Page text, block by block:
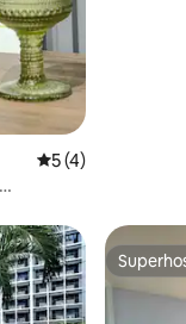
Gemiddelde
5 (4)